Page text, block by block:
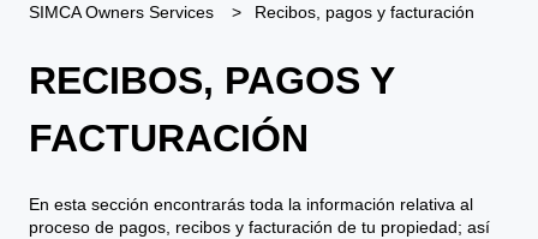
SIMCA Owners Services Recibos, pagos y facturación
RECIBOS, PAGOS Y
FACTURACIÓN
En esta sección encontrarás toda la información relativa al
proceso de pagos, recibos y facturación de tu propiedad; así